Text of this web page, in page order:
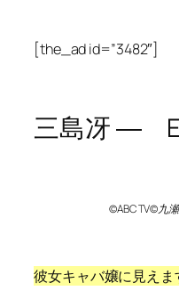
[the_ad id=”3482″]
三島冴 ―
©ABC TV©九
彼女キャバ嬢に見えま